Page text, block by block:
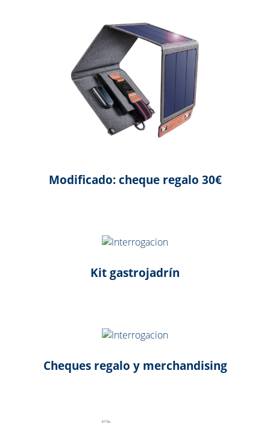
Modificado: cheque regalo 30€
Kit gastrojadrín
Cheques regalo y merchandising